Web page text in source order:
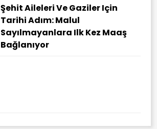
Şehit Aileleri Ve Gaziler Için
Tarihi Adım: Malul
Sayılmayanlara Ilk Kez Maaş
Bağlanıyor